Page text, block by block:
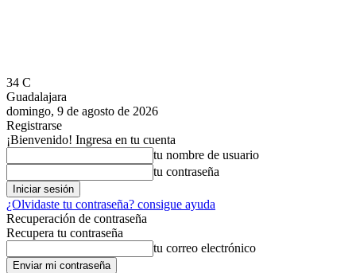
34 C
Guadalajara
domingo, 9 de agosto de 2026
Registrarse
¡Bienvenido! Ingresa en tu cuenta
tu nombre de usuario
tu contraseña
¿Olvidaste tu contraseña? consigue ayuda
Recuperación de contraseña
Recupera tu contraseña
tu correo electrónico